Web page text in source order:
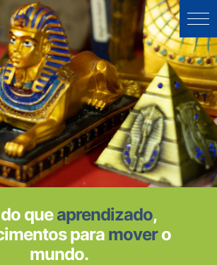
queaprendizado,
para movero
mundo.